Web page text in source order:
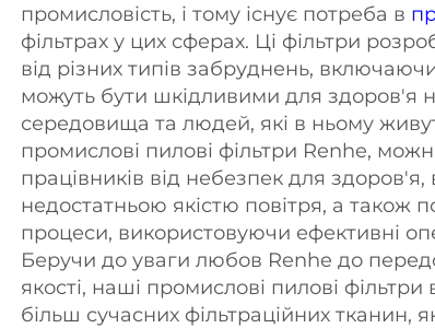
промисловість, і тому існує потреба в
фільтрах у цих сферах. Ці фільтри
від різних типів забруднень,
можуть бути шкідливими для здоров'я
середовища та людей, які в ньому
промислові пилові фільтри Renhe,
працівників від небезпек для
недостатньою якістю повітря, а також
процеси, використовуючи ефективні
Беручи до уваги любов Renhe до
якості, наші промислові пилові
більш сучасних фільтраційних тканин,